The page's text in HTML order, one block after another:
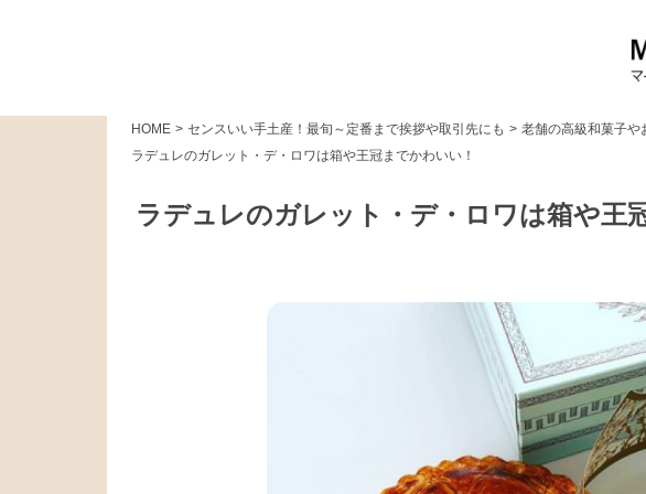
HOME > センスいい手土産！最旬～定番まで挨拶や取引先にも > 老舗の高級和菓子や
ラデュレのガレット・デ・ロワは箱や王冠までかわいい！
ラデュレのガレット・デ・ロワは箱や王